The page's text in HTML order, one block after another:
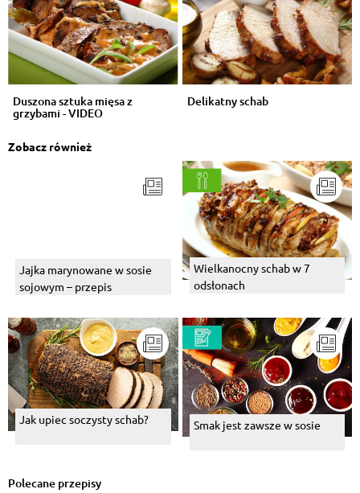
Duszona sztuka mięsa z
grzybami - VIDEO
Delikatny schab
Zobacz również
Jajka marynowane w sosie
sojowym – przepis
Wielkanocny schab w 7
odsłonach
Jak upiec soczysty schab? Smak jest zawsze w sosie
Polecane przepisy